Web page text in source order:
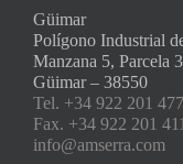
Güimar
Polígono Industrial
Manzana 5, Parcela 3
Güimar – 38550
Tel. +34 922 201 477
Fax. +34 922 201 411
info@amserra.com